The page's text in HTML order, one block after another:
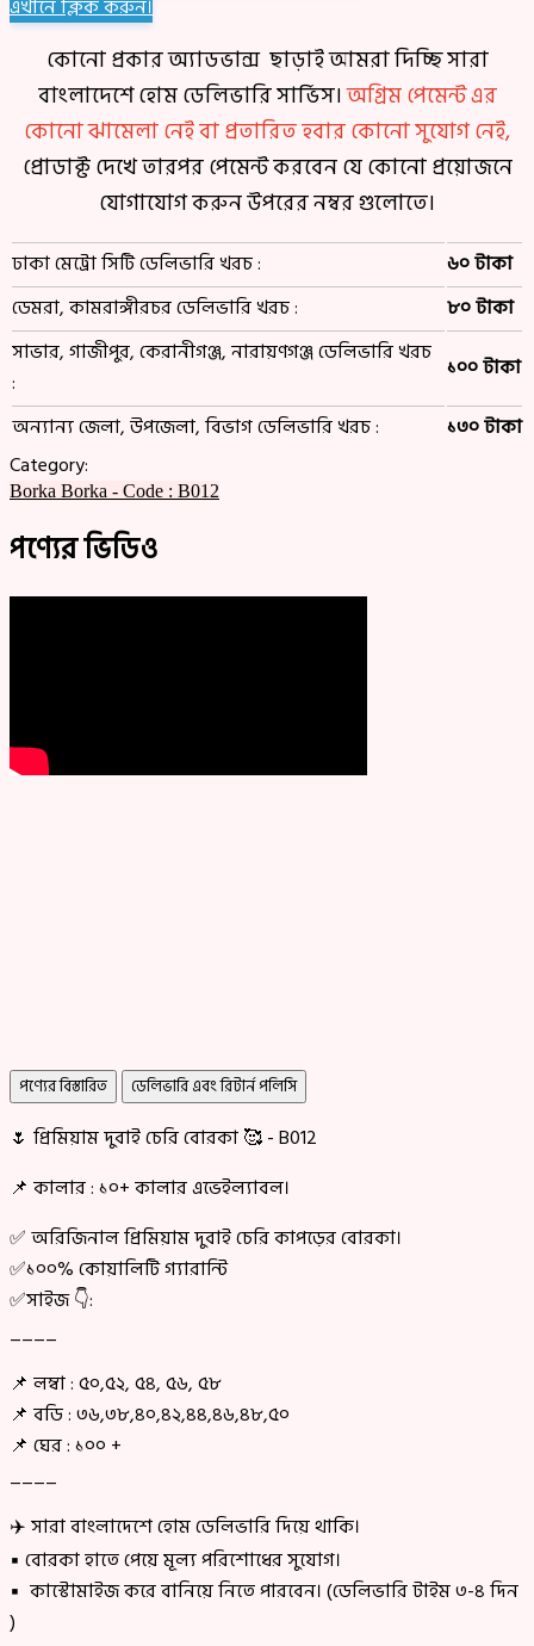
এখানে ক্লিক করুন।
কোনো প্রকার অ্যাডভান্স ছাড়াই আমরা দিচ্ছি সারা
বাংলাদেশে হোম ডেলিভারি সার্ভিস।অগ্রিম পেমেন্ট এর
কোনো ঝামেলা নেই বা প্রতারিত হবার কোনো সুযোগ নেই,
প্রোডাক্ট দেখে তারপর পেমেন্ট করবেন যে কোনো প্রয়োজনে
যোগাযোগ করুন উপরের নম্বর গুলোতে।
ঢাকা মেট্রো সিটি ডেলিভারি খরচ :
৬০ টাকা
ডেমরা, কামরাঙ্গীরচর ডেলিভারি খরচ :
৮০ টাকা
সাভার, গাজীপুর, কেরানীগঞ্জ, নারায়ণগঞ্জ ডেলিভারি খরচ
:
১০০ টাকা
অন্যান্য জেলা, উপজেলা, বিভাগ ডেলিভারি খরচ :
১৩০ টাকা
Category:
Borka Borka - Code : B012
পণ্যের ভিডিও
পণ্যের বিস্তারিত ডেলিভারি এবং রিটার্ন পলিসি
🌷 প্রিমিয়াম দুবাই চেরি বোরকা 🥰 - B012
📌 কালার : ১০+ কালার এভেইল্যাবল।
✅ অরিজিনাল প্রিমিয়াম দুবাই চেরি কাপড়ের বোরকা।
✅১০০% কোয়ালিটি গ্যারান্টি
✅সাইজ 👇:
____
📌 লম্বা : ৫০,৫২, ৫৪, ৫৬, ৫৮
📌 বডি : ৩৬,৩৮,৪০,৪২,৪৪,৪৬,৪৮,৫০
📌 ঘের : ১০০ +
____
✈️ সারা বাংলাদেশে হোম ডেলিভারি দিয়ে থাকি।
▪ বোরকা হাতে পেয়ে মূল্য পরিশোধের সুযোগ।
▪ কাস্টোমাইজ করে বানিয়ে নিতে পারবেন। (ডেলিভারি টাইম ৩-৪ দিন
)